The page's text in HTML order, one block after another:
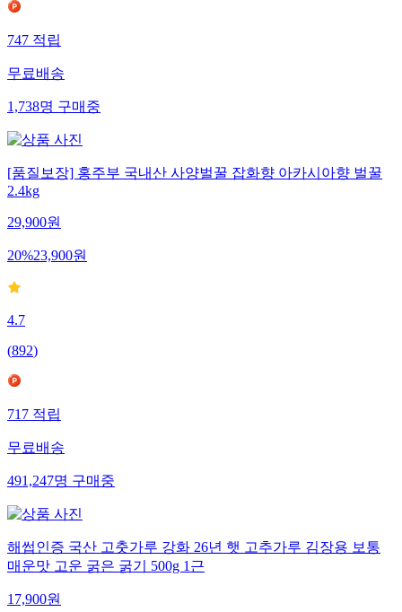
747적립
무료배송
1,738명구매중
[품질보장] 홍주부 국내산 사양벌꿀 잡화향 아카시아향 벌꿀
2.4kg
29,900원
20%23,900원
4.7
(892)
717적립
무료배송
491,247명구매중
해썹인증 국산 고춧가루 강화 26년 햇 고추가루 김장용 보통
매운맛 고운 굵은 굵기 500g 1근
17,900원